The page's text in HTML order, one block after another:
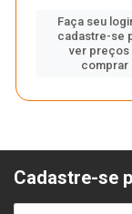
Faça seu
cadastre-se
ver preços
comprar
Cadastre-se